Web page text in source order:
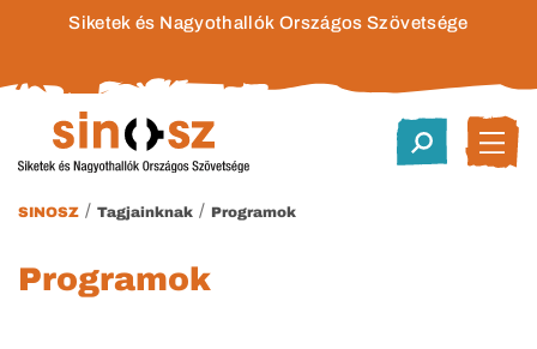
Siketek és Nagyothallók Országos Szövetsége
SINOSZ / Tagjainknak / Programok
Programok